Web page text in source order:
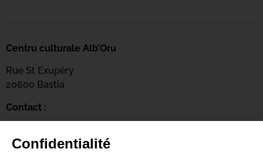
Confidentialité
Centru culturale Alb’Oru
Rue St Exupéry
20600 Bastia
Contact :
Page web :